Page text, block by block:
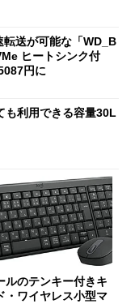
送が可能な「WD_B
ヒートシンク付
円に
も利用できる容量30L
ルのテンキー付きキ
・ワイヤレス小型マ